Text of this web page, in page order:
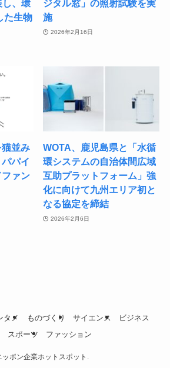
し、環
た生物
ジタル窓」の照射試験を実
施
2026年2月16日
並み
パイ
ァン
WOTA、鹿児島県と「水循
環システムの自治体間広域
互助プラットフォーム」強
化に向けて九州エリア初と
なる協定を締結
2026年2月6日
タメ ものづくり サイエンス
ビジネス
スポーツ ファッション
ポン企業ホットスポット.